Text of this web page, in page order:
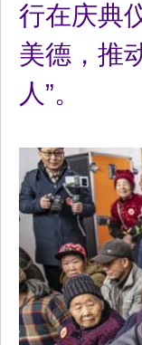
行在庆典
美德，推
人”。